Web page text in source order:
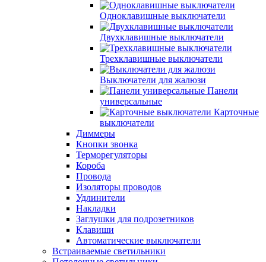
Одноклавишные выключатели
Двухклавишные выключатели
Трехклавишные выключатели
Выключатели для жалюзи
Панели
универсальные
Карточные
выключатели
Диммеры
Кнопки звонка
Терморегуляторы
Короба
Провода
Изоляторы проводов
Удлинители
Накладки
Заглушки для подрозетников
Клавиши
Автоматические выключатели
Встраиваемые светильники